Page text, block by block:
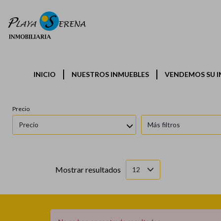
INICIO NUESTROS INMUEBLES VENDEMOS SU
Provincias Municipios
Precio
Precio Más filtros
Mostrar resultados 12